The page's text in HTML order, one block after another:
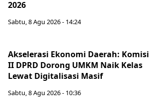
2026
Sabtu, 8 Agu 2026 - 14:24
Akselerasi Ekonomi Daerah: Komisi
II DPRD Dorong UMKM Naik Kelas
Lewat Digitalisasi Masif
Sabtu, 8 Agu 2026 - 10:36